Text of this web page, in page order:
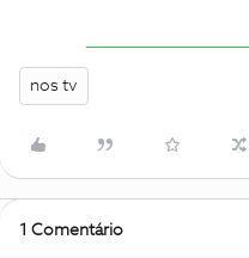
nos tv
1 Comentário